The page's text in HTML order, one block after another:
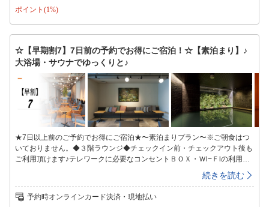
はございません■未就学児のお子様連れの場合、添い寝となります。（添
入下さい。カーナビをご利用の方は、024-932-9980で検索をお願い致し
ます。（道案内やお問い合せはホテル024-932-3232へお電話ください)
ポイント(1%)
☆【早期割7】7日前の予約でお得にご宿泊！☆【素泊まり】♪
大浴場・サウナでゆっくりと♪
★7日以上前のご予約でお得にご宿泊★〜素泊まりプラン〜※ご朝食はつ
いておりません。◆３階ラウンジ◆チェックイン前・チェックアウト後も
ご利用頂けます♪テレワークに必要なコンセントＢＯＸ・Ｗi−Ｆiの利用可
能で快適。◆大浴場◆ヒーリング音楽が流れる癒しの空間で、人工温泉と
組み合わせることで疲れを芯からほぐせるドライサウナを設置。サウナ室
近くに配置された水風呂は、チラー付の温度管理装置により温めた身体を
しっかりクールダウンすることができます。【温泉会場】地下１階【入浴
続きを読む
予約時オンラインカード決済・現地払い